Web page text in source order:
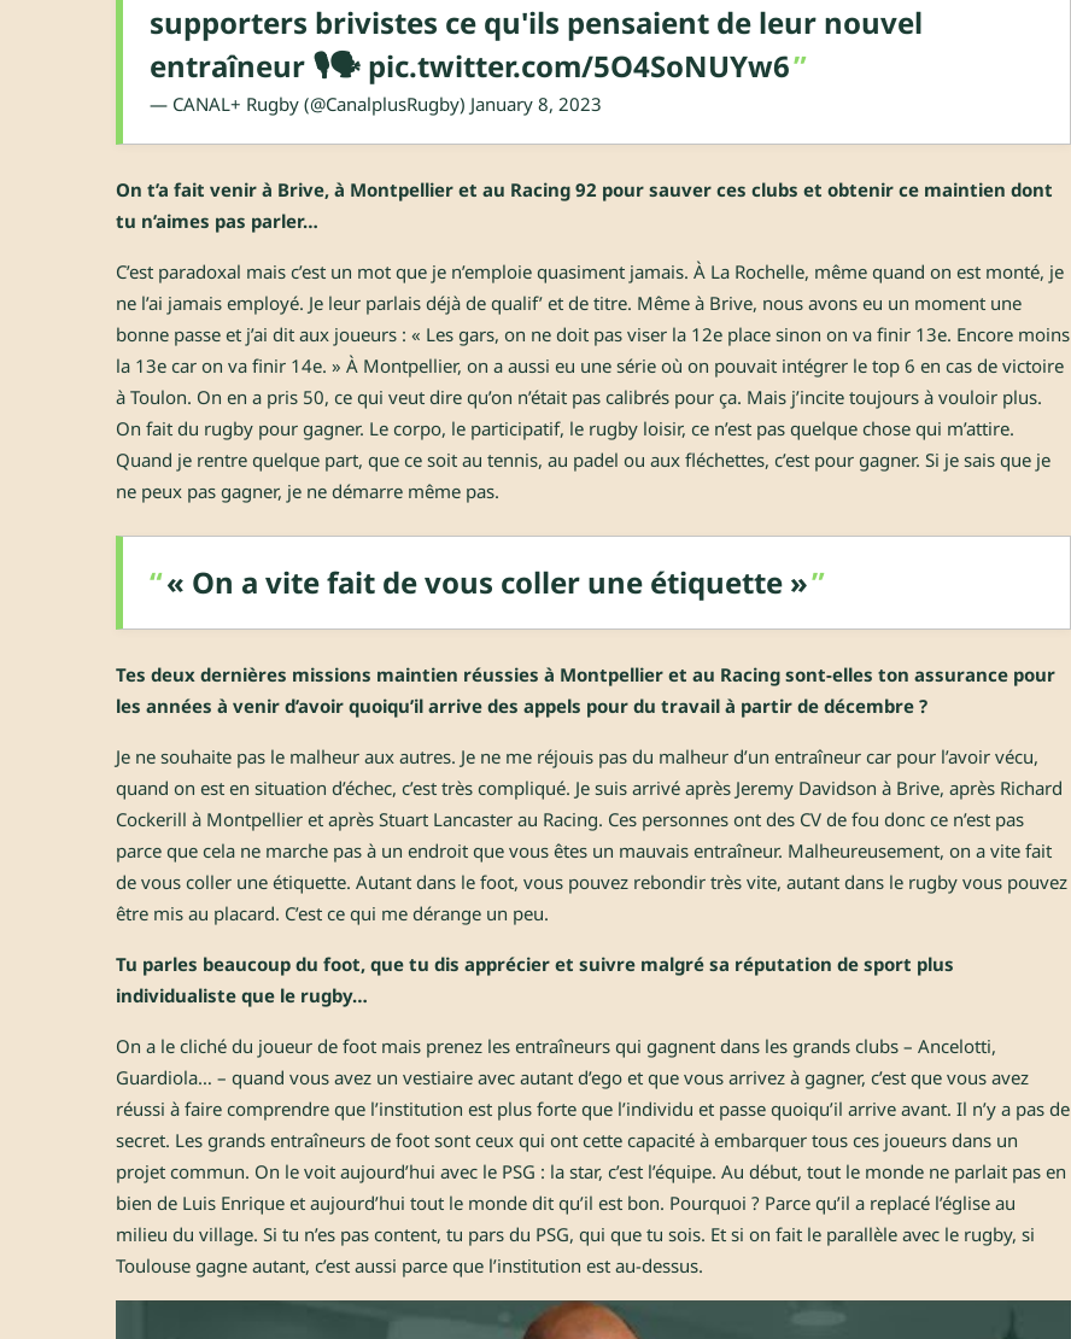
supporters brivistes ce qu'ils pensaient de leur nouvel
entraîneur 🎙️🗣️ pic.twitter.com/5O4SoNUYw6
— CANAL+ Rugby (@CanalplusRugby) January 8, 2023
On t’a fait venir à Brive, à Montpellier et au Racing 92 pour sauver ces clubs et obtenir ce maintien dont
tu n’aimes pas parler…
C’est paradoxal mais c’est un mot que je n’emploie quasiment jamais. À La Rochelle, même quand on est monté, je
ne l’ai jamais employé. Je leur parlais déjà de qualif’ et de titre. Même à Brive, nous avons eu un moment une
bonne passe et j’ai dit aux joueurs : « Les gars, on ne doit pas viser la 12e place sinon on va finir 13e. Encore moins
la 13e car on va finir 14e. » À Montpellier, on a aussi eu une série où on pouvait intégrer le top 6 en cas de victoire
à Toulon. On en a pris 50, ce qui veut dire qu’on n’était pas calibrés pour ça. Mais j’incite toujours à vouloir plus.
On fait du rugby pour gagner. Le corpo, le participatif, le rugby loisir, ce n’est pas quelque chose qui m’attire.
Quand je rentre quelque part, que ce soit au tennis, au padel ou aux fléchettes, c’est pour gagner. Si je sais que je
ne peux pas gagner, je ne démarre même pas.
« On a vite fait de vous coller une étiquette »
Tes deux dernières missions maintien réussies à Montpellier et au Racing sont-elles ton assurance pour
les années à venir d’avoir quoiqu’il arrive des appels pour du travail à partir de décembre ?
Je ne souhaite pas le malheur aux autres. Je ne me réjouis pas du malheur d’un entraîneur car pour l’avoir vécu,
quand on est en situation d’échec, c’est très compliqué. Je suis arrivé après Jeremy Davidson à Brive, après Richard
Cockerill à Montpellier et après Stuart Lancaster au Racing. Ces personnes ont des CV de fou donc ce n’est pas
parce que cela ne marche pas à un endroit que vous êtes un mauvais entraîneur. Malheureusement, on a vite fait
de vous coller une étiquette. Autant dans le foot, vous pouvez rebondir très vite, autant dans le rugby vous pouvez
être mis au placard. C’est ce qui me dérange un peu.
Tu parles beaucoup du foot, que tu dis apprécier et suivre malgré sa réputation de sport plus
individualiste que le rugby…
On a le cliché du joueur de foot mais prenez les entraîneurs qui gagnent dans les grands clubs – Ancelotti,
Guardiola… – quand vous avez un vestiaire avec autant d’ego et que vous arrivez à gagner, c’est que vous avez
réussi à faire comprendre que l’institution est plus forte que l’individu et passe quoiqu’il arrive avant. Il n’y a pas de
secret. Les grands entraîneurs de foot sont ceux qui ont cette capacité à embarquer tous ces joueurs dans un
projet commun. On le voit aujourd’hui avec le PSG : la star, c’est l’équipe. Au début, tout le monde ne parlait pas en
bien de Luis Enrique et aujourd’hui tout le monde dit qu’il est bon. Pourquoi ? Parce qu’il a replacé l’église au
milieu du village. Si tu n’es pas content, tu pars du PSG, qui que tu sois. Et si on fait le parallèle avec le rugby, si
Toulouse gagne autant, c’est aussi parce que l’institution est au-dessus.